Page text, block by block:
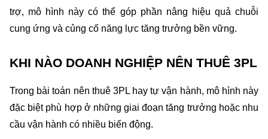
trợ, mô hình này có thể góp phần nâng hiệu quả chuỗi
cung ứng và củng cố năng lực tăng trưởng bền vững.
KHI NÀO DOANH NGHIỆP NÊN THUÊ 3PL
Trong bài toán nên thuê 3PL hay tự vận hành, mô hình này
đặc biệt phù hợp ở những giai đoạn tăng trưởng hoặc nhu
cầu vận hành có nhiều biến động.